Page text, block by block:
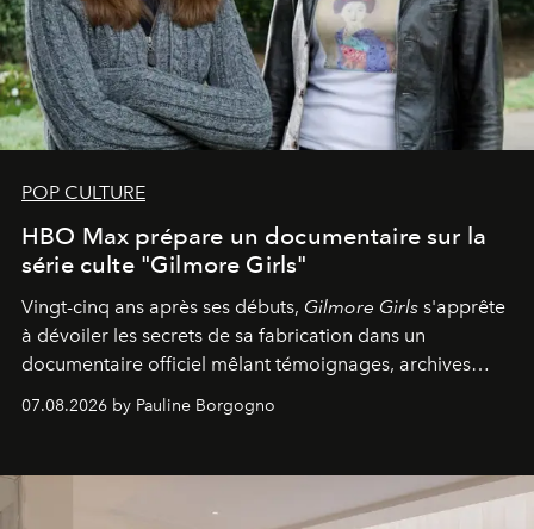
POP CULTURE
HBO Max prépare un documentaire sur la
série culte "Gilmore Girls"
Vingt-cinq ans après ses débuts, Gilmore Girls s'apprête
à dévoiler les secrets de sa fabrication dans un
documentaire officiel mêlant témoignages, archives
générationnel.
07.08.2026 by Pauline Borgogno